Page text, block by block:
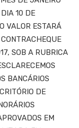
10 DE
VALOR ESTARÁ
SOB A RUBRICA
BANCÁRIOS
DE
EM